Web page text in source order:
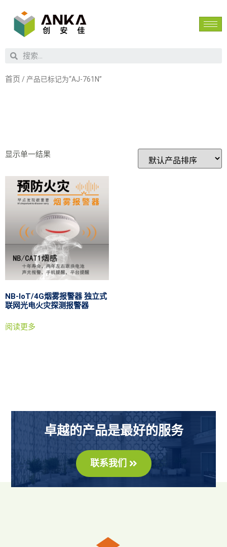
首页 / 产品已标记为“AJ-761N”
显示单一结果
NB-IoT/4G烟雾报警器 独立式
联网光电火灾探测报警器
阅读更多
卓越的产品是最好的服务
联系我们